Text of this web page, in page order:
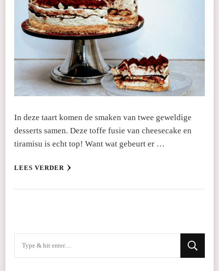
In deze taart komen de smaken van twee geweldige
desserts samen. Deze toffe fusie van cheesecake en
tiramisu is echt top! Want wat gebeurt er …
LEES VERDER